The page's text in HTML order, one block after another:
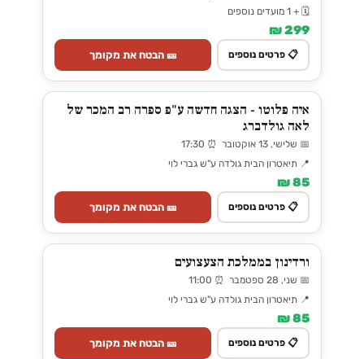
🗓️ + 1 מועדים נוספים
299 ₪
📋 פרטים נוספים 🎫 הבטח את מקומך
איה פלוטו - הצגה חדשה ע"פ ספרה רב המכר של
לאה גולדברג
📅 שלישי, 13 אוקטובר ⏰ 17:30
📍 תיאטרון הבית גולדה ע"ש גברי לוי
85 ₪
📋 פרטים נוספים 🎫 הבטח את מקומך
ורדינון בממלכת הצעצועים
📅 שני, 28 ספטמבר ⏰ 11:00
📍 תיאטרון הבית גולדה ע"ש גברי לוי
85 ₪
📋 פרטים נוספים 🎫 הבטח את מקומך